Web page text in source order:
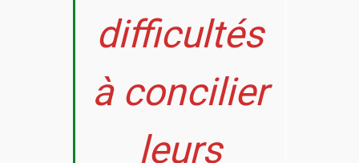
difficultés
à concilier
leurs